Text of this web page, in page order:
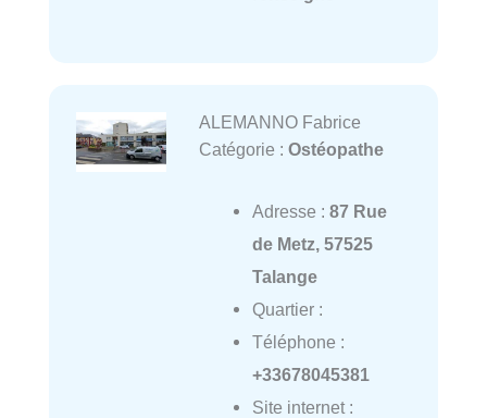
ALEMANNO Fabrice
Catégorie : Ostéopathe
Adresse : 87 Rue
de Metz, 57525
Talange
Quartier :
Téléphone :
+33678045381
Site internet :